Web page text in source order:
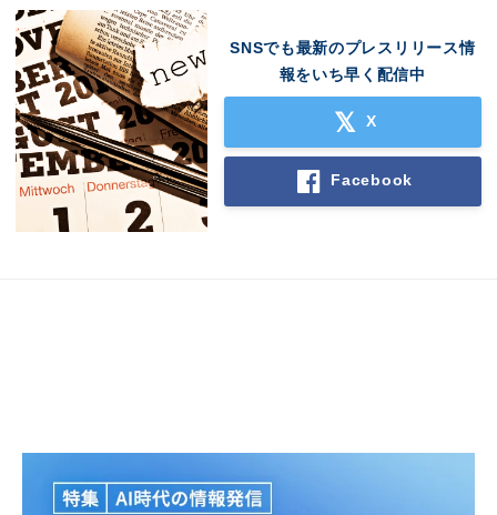
SNSでも最新のプレスリリース情
報をいち早く配信中
X
Facebook